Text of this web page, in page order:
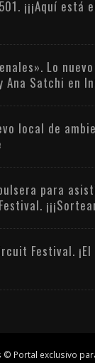
¡¡¡Aquí está
Lo
Ana Satchi en
local de
para
Festival.
© Portal exclusivo